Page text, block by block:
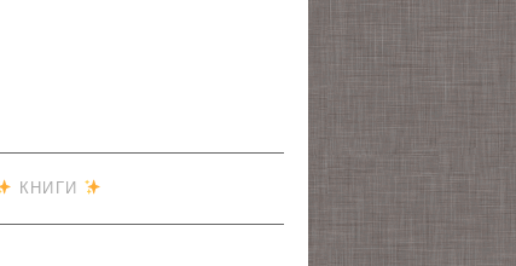
КНИГИ